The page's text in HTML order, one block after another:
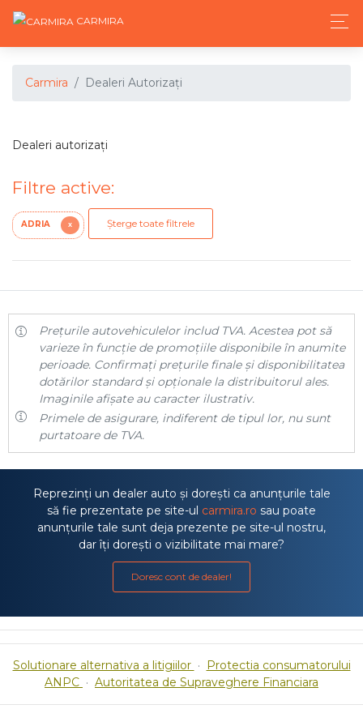
CARMIRA
Carmira Dealeri Autorizați
Dealeri autorizați
Filtre active:
ADRIA X Șterge toate filtrele
Prețurile autovehiculelor includ TVA. Acestea pot să
varieze în funcție de promoțiile disponibile în anumite
perioade. Confirmați prețurile finale și disponibilitatea
dotărilor standard și opționale la distribuitorul ales.
Imaginile afișate au caracter ilustrativ.
Primele de asigurare, indiferent de tipul lor, nu sunt
purtatoare de TVA.
Reprezinți un dealer auto și dorești ca anunțurile tale
să fie prezentate pe site-ul carmira.ro sau poate
anunțurile tale sunt deja prezente pe site-ul nostru,
dar îți dorești o vizibilitate mai mare?
Doresc cont de dealer!
Solutionare alternativa a litigiilor · Protectia consumatorului
ANPC · Autoritatea de Supraveghere Financiara